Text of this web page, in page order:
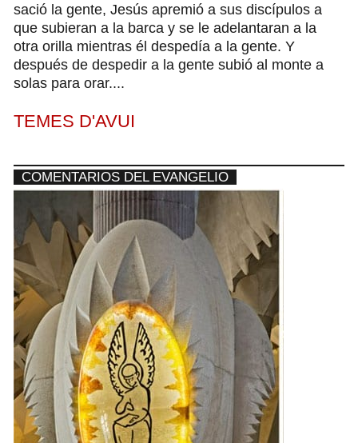
sació la gente, Jesús apremió a sus discípulos a
que subieran a la barca y se le adelantaran a la
otra orilla mientras él despedía a la gente. Y
después de despedir a la gente subió al monte a
solas para orar....
TEMES D'AVUI
COMENTARIOS DEL EVANGELIO